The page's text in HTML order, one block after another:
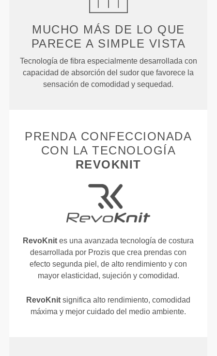
MUCHO MÁS DE LO QUE
PARECE A SIMPLE VISTA
Tecnología de fibra especialmente desarrollada con
capacidad de absorción del sudor que favorece la
sensación de comodidad y sequedad.
PRENDA CONFECCIONADA
CON LA TECNOLOGÍA
REVOKNIT
RevoKnit es una avanzada tecnología de costura
desarrollada por Prozis que crea prendas con
efecto segunda piel, de alto rendimiento y con
mayor elasticidad, sujeción y comodidad.
RevoKnit significa alto rendimiento, comodidad
máxima y mejor cuidado del medio ambiente.